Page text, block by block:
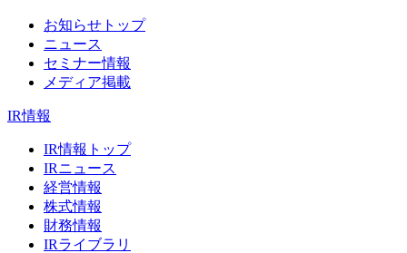
お知らせトップ
ニュース
セミナー情報
メディア掲載
IR情報
IR情報トップ
IRニュース
経営情報
株式情報
財務情報
IRライブラリ